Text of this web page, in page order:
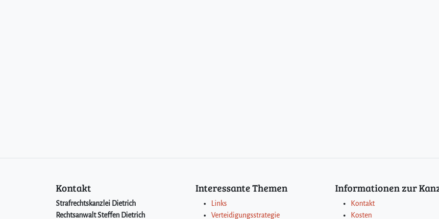
Kontakt
Strafrechtskanzlei Dietrich
Rechtsanwalt Steffen Dietrich
Interessante Themen
Links
Verteidigungsstrategie
Informationen zur
Kontakt
Kosten